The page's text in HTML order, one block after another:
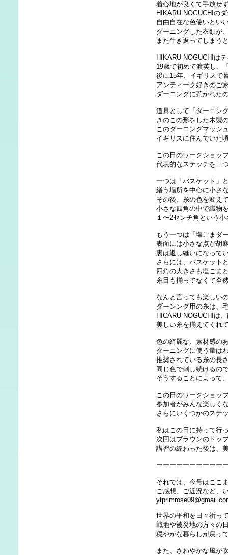
着心地が良くて手放せ
HIKARU NOGUCHIの
自由自在な色使いとい
ダーニングした衣類が
また生き返ってしまう
HIKARU NOGUCHIは
19歳で初めて渡英し、
後に15年、イギリスで
アンティーク好きのご
ダーニングに惹かれた
道具として「ダーニン
きのこの形をした木製
このダーニングマッシ
イギリスに住んでいた
この日のワークショッ
代表的なステッチを二
一つは「バスケット」
繕う場所を中心に小さ
その後、糸の色を変え
小さな四角の中で織物
１〜2センチ角という
もう一つは「塩ごまダ
表面には小さな点が胡
裏は返し縫いになって
さらには、バスケット
四角の大きさも塩ごま
糸目も揃ってなくて全
なんと言っても楽しい
ダーンング用の糸は、
HICARU NOGUCHIは
美しい糸を揃えてくれ
色の綺麗な、素材感の
ダーニングに使う量は
推奨されている糸の長
同じ色で刺し続けるの
そうすることによって
この日のワークショッ
参加者がみんな楽しく
さらにいくつかのステ
私はこの日に持って行
次回はブラウンのトッ
講習の終わった後は、
ーーーーーーーーーー
それでは、今号はここ
ご感想、ご近況など、
世界の平和を日々祈
戦地や被災地の方々の
穏やかな暮らしが戻っ
また、さわやかな風が